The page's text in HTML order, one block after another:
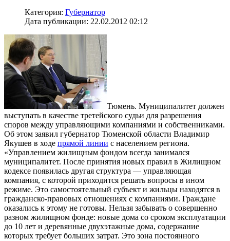
Категория: Губернатор
Дата публикации: 22.02.2012 02:12
Тюмень. Муниципалитет должен
выступать в качестве третейского судьи для разрешения
споров между управляющими компаниями и собственниками.
Об этом заявил губернатор Тюменской области Владимир
Якушев в ходе прямой линии с населением региона.
«Управлением жилищным фондом всегда занимался
муниципалитет. После принятия новых правил в Жилищном
кодексе появилась другая структура — управляющая
компания, с которой приходится решать вопросы в ином
режиме. Это самостоятельный субъект и жильцы находятся в
гражданско-правовых отношениях с компаниями. Граждане
оказались к этому не готовы. Нельзя забывать о совершенно
разном жилищном фонде: новые дома со сроком эксплуатации
до 10 лет и деревянные двухэтажные дома, содержание
которых требует больших затрат. Это зона постоянного